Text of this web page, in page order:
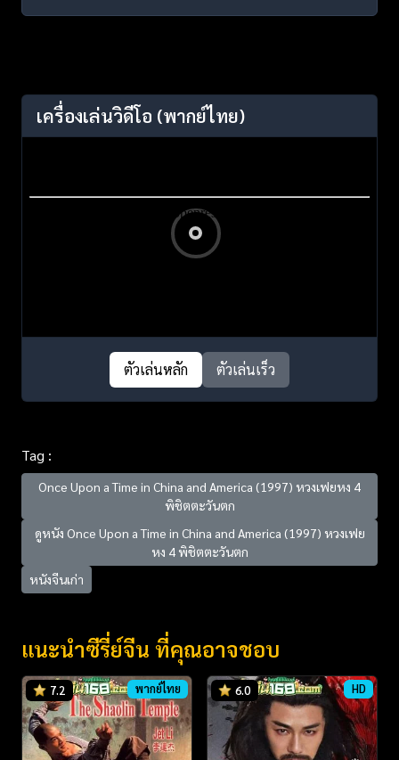
เครื่องเล่นวิดีโอ (พากย์ไทย)
ตัวเล่นหลัก ตัวเล่นเร็ว
Tag :
Once Upon a Time in China and America (1997) หวงเฟยหง 4
พิชิตตะวันตก
ดูหนัง Once Upon a Time in China and America (1997) หวงเฟย
หง 4 พิชิตตะวันตก
หนังจีนเก่า
แนะนำซีรี่ย์จีน ที่คุณอาจชอบ
7.2 พากย์ไทย 6.0 HD